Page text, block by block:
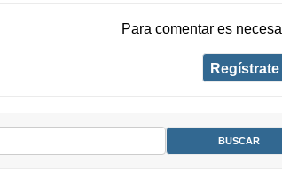
Para comentar es